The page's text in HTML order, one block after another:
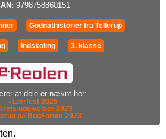
9798758860151
Godnathistorier fra Tellerup
Indskoling 3. klasse
at dele er nævnt her:
• Lærfest 2025
udgivelser 2023
på BogForum 2023